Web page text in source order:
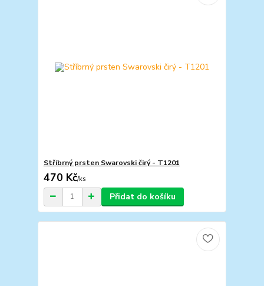
Stříbrný prsten Swarovski čirý - T1201
470 Kč/ks
Přidat do košíku